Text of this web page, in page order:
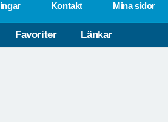
Kontakt Mina sidor
Favoriter Länkar